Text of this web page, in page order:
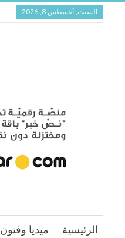
السبت, أغسطس 8, 2026
الرئيسية ميديا وفنون